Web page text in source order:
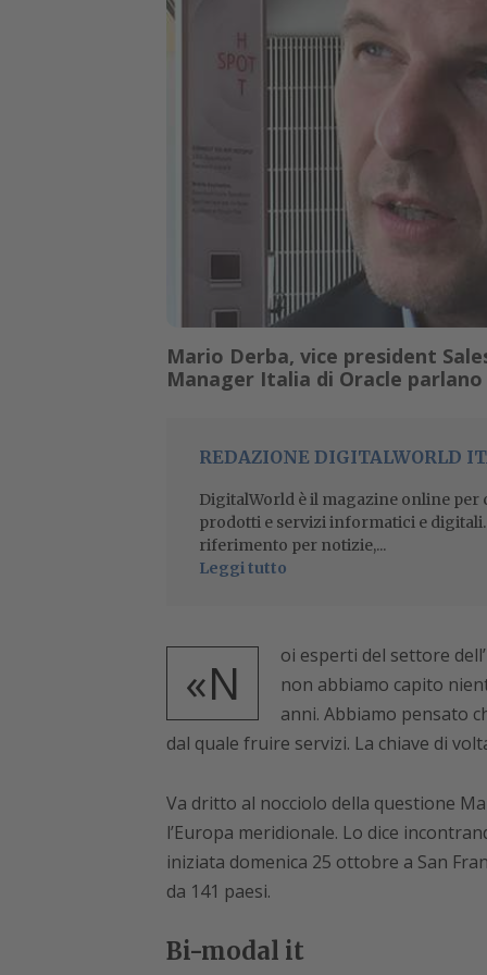
Mario Derba, vice president
Manager Italia di Oracle
REDAZIONE DIGITALWORLD
DigitalWorld è il magazine online per
prodotti e servizi informatici e
riferimento per notizie,...
Leggi tutto
«N
oi esperti del settore
non abbiamo capito
anni. Abbiamo pensato
dal quale fruire servizi. La chiave di
Va dritto al nocciolo della questione
l’Europa meridionale. Lo dice
iniziata domenica 25 ottobre a San
da 141 paesi.
Bi-modal it